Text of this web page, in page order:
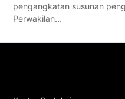
pengangkatan susunan
Perwakilan…